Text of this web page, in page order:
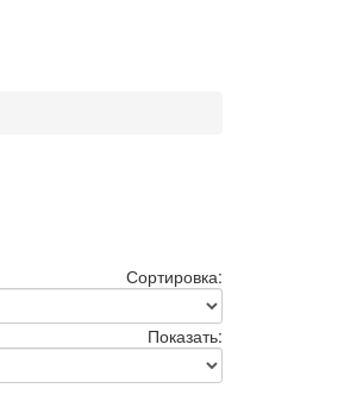
Сортировка:
Показать: